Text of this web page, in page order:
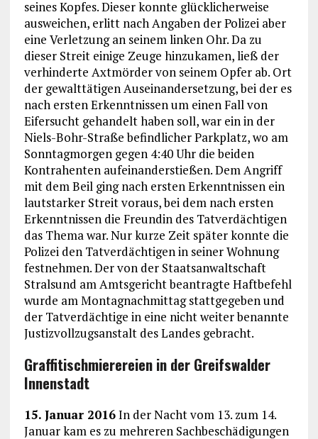
seines Kopfes. Dieser konnte glücklicherweise
ausweichen, erlitt nach Angaben der Polizei aber
eine Verletzung an seinem linken Ohr. Da zu
dieser Streit einige Zeuge hinzukamen, ließ der
verhinderte Axtmörder von seinem Opfer ab. Ort
der gewalttätigen Auseinandersetzung, bei der es
nach ersten Erkenntnissen um einen Fall von
Eifersucht gehandelt haben soll, war ein in der
Niels-Bohr-Straße befindlicher Parkplatz, wo am
Sonntagmorgen gegen 4:40 Uhr die beiden
Kontrahenten aufeinanderstießen. Dem Angriff
mit dem Beil ging nach ersten Erkenntnissen ein
lautstarker Streit voraus, bei dem nach ersten
Erkenntnissen die Freundin des Tatverdächtigen
das Thema war. Nur kurze Zeit später konnte die
Polizei den Tatverdächtigen in seiner Wohnung
festnehmen. Der von der Staatsanwaltschaft
Stralsund am Amtsgericht beantragte Haftbefehl
wurde am Montagnachmittag stattgegeben und
der Tatverdächtige in eine nicht weiter benannte
Justizvollzugsanstalt des Landes gebracht.
Graffitischmierereien in der Greifswalder
Innenstadt
15. Januar 2016In der Nacht vom 13. zum 14.
Januar kam es zu mehreren Sachbeschädigungen